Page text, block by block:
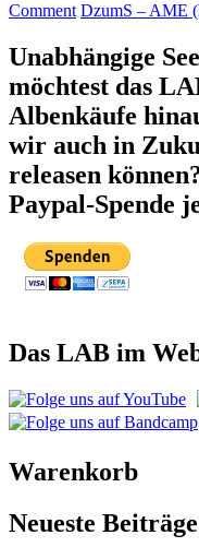
Comment DzumS – AME
Unabhängige
möchtest das
Albenkäufe
wir auch in
releasen
Paypal-Spende
Das LAB im
Warenkorb
Neueste Beiträge